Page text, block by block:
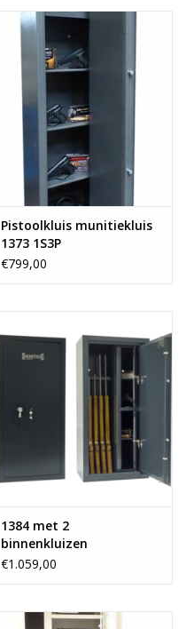
- handvuurwapens- munitie
- ruime binnenkluis
- verstelbare legborden
TOEVOEGEN AAN WINKELWAGEN
Pistoolkluis munitiekluis
1373 1S3P
€799,00
- Ruimte voor 4 geweren
- 2 binnenkluizen
- Vanaf 94 kg
TOEVOEGEN AAN WINKELWAGEN
1384 met 2
binnenkluizen
€1.059,00